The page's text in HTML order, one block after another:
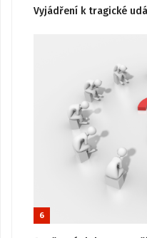
Vyjádření k tragické
6